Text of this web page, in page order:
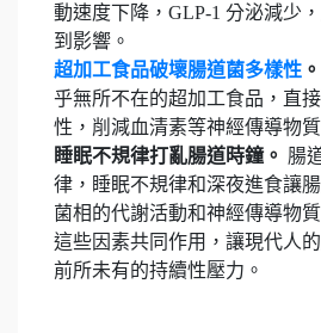
動速度下降，GLP-1 分泌減少
到影響。
超加工食品破壞腸道菌多樣性 。
乎無所不在的超加工食品，直
性，削減血清素等神經傳導物
睡眠不規律打亂腸道時鐘。 腸
律，睡眠不規律和深夜進食讓
菌相的代謝活動和神經傳導物
這些因素共同作用，讓現代人
前所未有的持續性壓力。